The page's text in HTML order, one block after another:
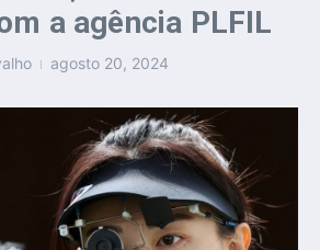
a agência PLFIL
agosto 20, 2024